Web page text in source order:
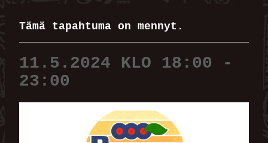
Tämä tapahtuma on mennyt.
11.5.2024 KLO 18:00 -
23:00